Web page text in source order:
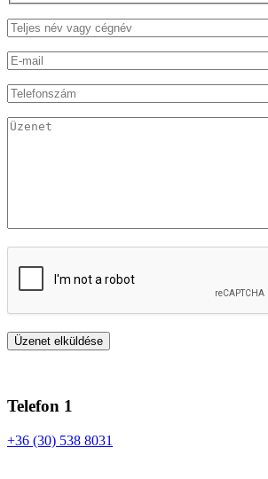
Telefon 1
+36 (30) 538 8031